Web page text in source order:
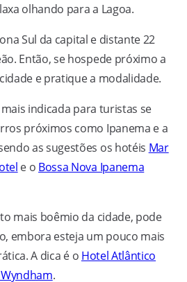
olhando para a Lagoa.
Sul da capital e distante 22
Então, se hospede próximo a
e pratique a modalidade.
indicada para turistas se
próximos como Ipanema e a
as sugestões os hotéis Mar
e o Bossa Nova Ipanema
mais boêmio da cidade, pode
embora esteja um pouco mais
A dica é o Hotel Atlântico
.